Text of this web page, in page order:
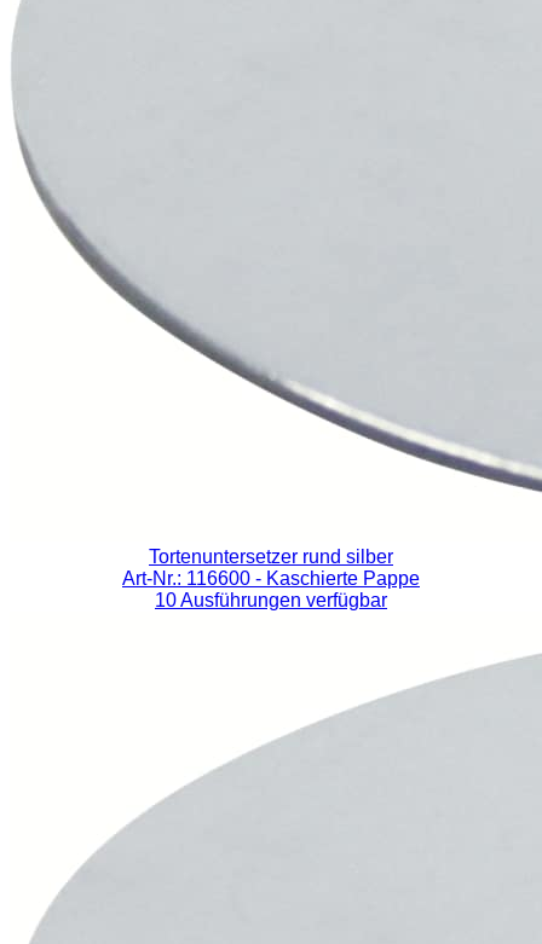
Tortenuntersetzer rund silber
Art-Nr.: 116600 - Kaschierte Pappe
10 Ausführungen verfügbar